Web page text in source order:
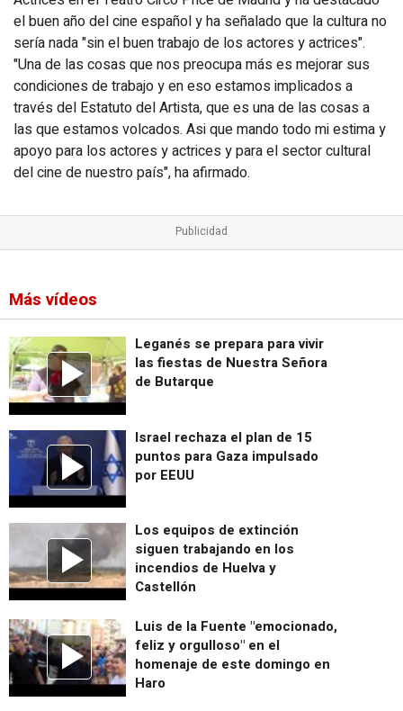
el buen año del cine español y ha señalado que la cultura no
sería nada "sin el buen trabajo de los actores y actrices".
"Una de las cosas que nos preocupa más es mejorar sus
condiciones de trabajo y en eso estamos implicados a
través del Estatuto del Artista, que es una de las cosas a
las que estamos volcados. Asi que mando todo mi estima y
apoyo para los actores y actrices y para el sector cultural
del cine de nuestro país", ha afirmado.
Más vídeos
Leganés se prepara para vivir
las fiestas de Nuestra Señora
de Butarque
Israel rechaza el plan de 15
puntos para Gaza impulsado
por EEUU
Los equipos de extinción
siguen trabajando en los
incendios de Huelva y
Castellón
Luis de la Fuente "emocionado,
feliz y orgulloso" en el
homenaje de este domingo en
Haro